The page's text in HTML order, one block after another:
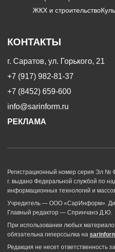
ЖКХ и строительство
КОНТАКТЫ
г. Саратов, ул. Горького, 21
+7 (917) 982-81-37
+7 (8452) 659-600
info@sarinform.ru
РЕКЛАМА
Регистрационный номер серия Эл №
г. выдано Федеральной службой по
информационных технологий и
Учредитель — ООО «СарИнформ».
Главный редактор — Спринчанэ Д.Ю.
При использовании любых
обязательна гиперссылка на
Редакция не несет ответственность